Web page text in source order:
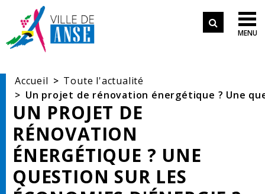
Aller au menu
Aller à la recherche

Formulaire
de
MENU
Accueil
Toute l'actualité
Un projet de rénovation énergétique ? Une
UN PROJET DE
RÉNOVATION
ÉNERGÉTIQUE ? UNE
QUESTION SUR LES